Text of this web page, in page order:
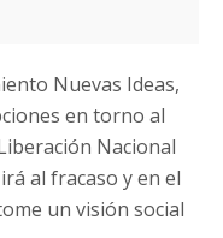
Nuevas Ideas,
en torno al
Nacional
al fracaso y en el
un visión social